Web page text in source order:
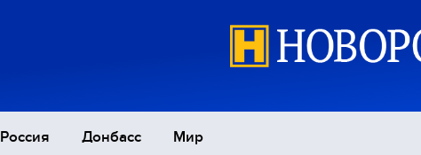
Россия Донбасс Мир